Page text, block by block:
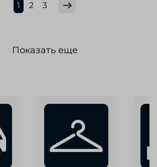
1 2 3
Показать еще